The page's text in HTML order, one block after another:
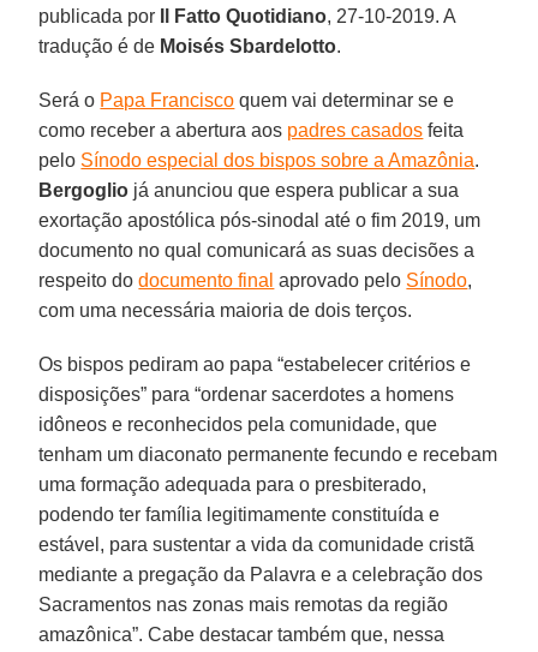
publicada por
Il Fatto Quotidiano, 27-10-2019. A
tradução é de Moisés Sbardelotto.
Será o Papa Francisco quem vai determinar se e
como receber a abertura aos padres casados feita
pelo Sínodo especial dos bispos sobre a Amazônia.
Bergoglio já anunciou que espera publicar a sua
exortação apostólica pós-sinodal até o fim 2019, um
documento no qual comunicará as suas decisões a
respeito dodocumento final aprovado pelo Sínodo,
com uma necessária maioria de dois terços.
Os bispos pediram ao papa “estabelecer critérios e
disposições” para “ordenar sacerdotes a homens
idôneos e reconhecidos pela comunidade, que
tenham um diaconato permanente fecundo e recebam
uma formação adequada para o presbiterado,
podendo ter família legitimamente constituída e
estável, para sustentar a vida da comunidade cristã
mediante a pregação da Palavra e a celebração dos
Sacramentos nas zonas mais remotas da região
amazônica”. Cabe destacar também que, nessa